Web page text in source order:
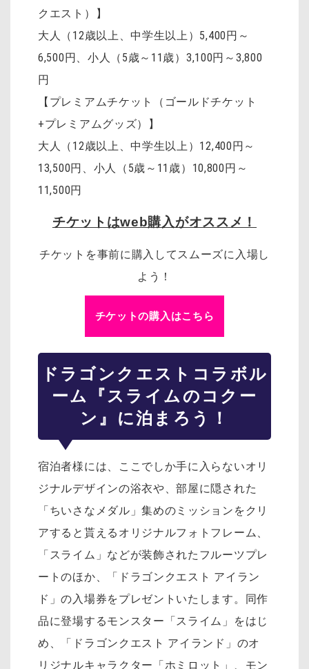
クエスト）】
大人（12歳以上、中学生以上）5,400円～
6,500円、小人（5歳～11歳）3,100円～3,800
円
【プレミアムチケット（ゴールドチケット
+プレミアムグッズ）】
大人（12歳以上、中学生以上）12,400円～
13,500円、小人（5歳～11歳）10,800円～
11,500円
チケットはweb購入がオススメ！
チケットを事前に購入してスムーズに入場し
よう！
チケットの購入はこちら
ドラゴンクエスト コラボル
ーム『スライムのコクー
ン』に泊まろう！
宿泊者様には、ここでしか手に入らないオリ
ジナルデザインの浴衣や、部屋に隠された
「ちいさなメダル」集めのミッションをクリ
アすると貰えるオリジナルフォトフレーム、
「スライム」などが装飾されたフルーツプレ
ートのほか、「ドラゴンクエスト アイラン
ド」の入場券をプレゼントいたします。同作
品に登場するモンスター「スライム」をはじ
め、「ドラゴンクエスト アイランド」のオ
リジナルキャラクター「ホミロット」、モン